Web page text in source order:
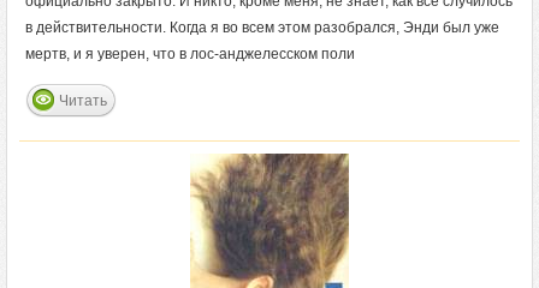
в действительности. Когда я во всем этом разобрался, Энди был уже
мертв, и я уверен, что в лос-анджелесском поли
Читать